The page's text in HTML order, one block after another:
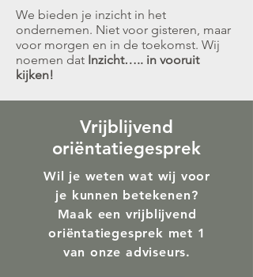
We bieden je inzicht in het
ondernemen. Niet voor gisteren, maar
voor morgen en in de toekomst. Wij
noemen dat Inzicht….. in vooruit
kijken!
Vrijblijvend
oriëntatiegesprek
Wil je weten wat wij voor
je kunnen betekenen?
Maak een vrijblijvend
oriëntatiegesprek met 1
van onze adviseurs.